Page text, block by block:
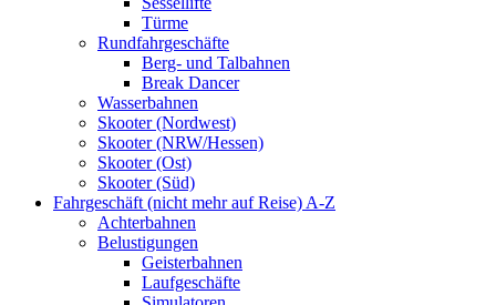
Türme
Rundfahrgeschäfte
Berg- und Talbahnen
Break Dancer
Wasserbahnen
Skooter (Nordwest)
Skooter (NRW/Hessen)
Skooter (Ost)
Skooter (Süd)
Fahrgeschäft (nicht mehr auf Reise) A-Z
Achterbahnen
Belustigungen
Geisterbahnen
Laufgeschäfte